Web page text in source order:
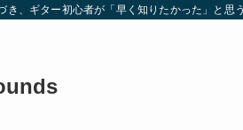
き、ギター初心者が「早く知りたかった」と思